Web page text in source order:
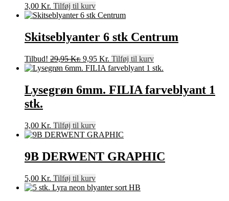
3,00 Kr. Tilføj til kurv
Skitseblyanter 6 stk Centrum
Tilbud! 29,95Kr. Den
oprindelige
29,95 Kr..
9,95 Kr. Den
aktuelle
er:
9,95 Kr..
Tilføj til kurv
Lysegrøn 6mm. FILIA farveblyant 1
stk.
3,00 Kr. Tilføj til kurv
9B DERWENT GRAPHIC
5,00 Kr. Tilføj til kurv